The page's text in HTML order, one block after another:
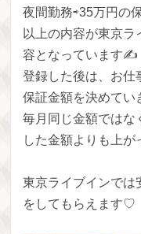
夜間勤務⇨35万円の
以上の内容が東京
容となっています✍️
登録した後は、お仕
保証金額を決めてい
毎月同じ金額ではな
した金額よりも上が
東京ライブインでは
をしてもらえます♡